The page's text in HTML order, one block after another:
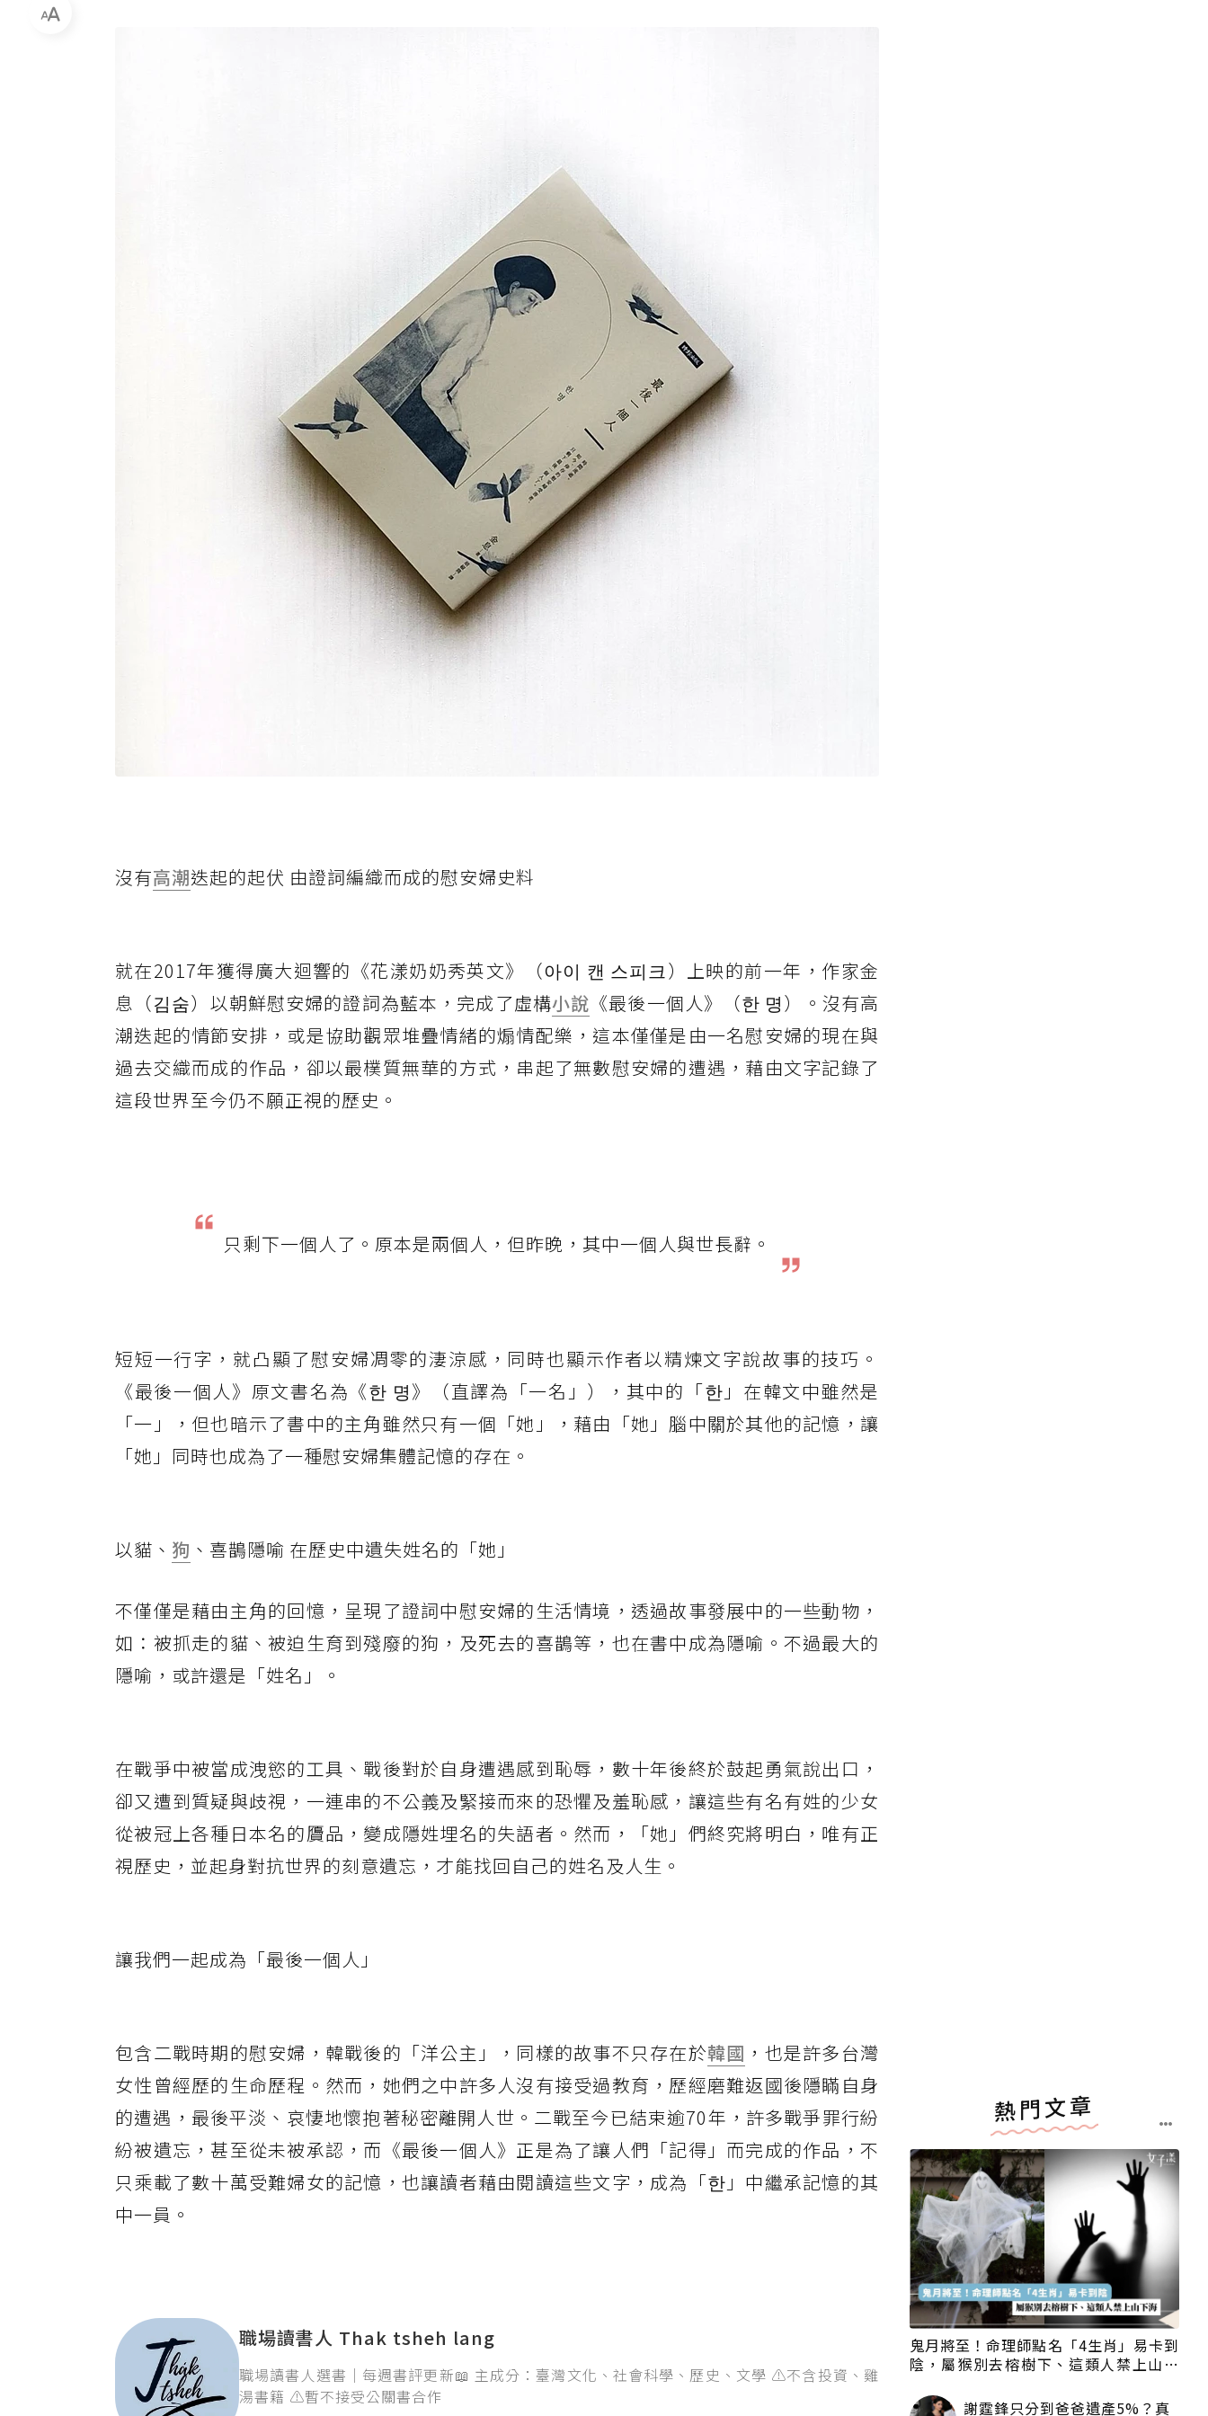
沒有高潮迭起的起伏 由證詞編織而成的慰安婦史料
就在2017年獲得廣大迴響的《花漾奶奶秀英文》（아이 캔 스피크）上映的前一年，作家金
息（김숨）以朝鮮慰安婦的證詞為藍本，完成了虛構小說 《最後一個人》（한 명）。沒有高
潮迭起的情節安排，或是協助觀眾堆疊情緒的煽情配樂，這本僅僅是由一名慰安婦的現在與
過去交織而成的作品，卻以最樸質無華的方式，串起了無數慰安婦的遭遇，藉由文字記錄了
這段世界至今仍不願正視的歷史。
只剩下一個人了。原本是兩個人，但昨晚，其中一個人與世長辭。
短短一行字，就凸顯了慰安婦凋零的淒涼感，同時也顯示作者以精煉文字說故事的技巧。
《最後一個人》原文書名為《한 명》（直譯為「一名」），其中的「한」在韓文中雖然是
「一」，但也暗示了書中的主角雖然只有一個「她」，藉由「她」腦中關於其他的記憶，讓
「她」同時也成為了一種慰安婦集體記憶的存在。
以貓、 狗 、喜鵲隱喻 在歷史中遺失姓名的「她」
不僅僅是藉由主角的回憶，呈現了證詞中慰安婦的生活情境，透過故事發展中的一些動物，
如：被抓走的貓、被迫生育到殘廢的狗，及死去的喜鵲等，也在書中成為隱喻。不過最大的
隱喻，或許還是「姓名」。
在戰爭中被當成洩慾的工具、戰後對於自身遭遇感到恥辱，數十年後終於鼓起勇氣說出口，
卻又遭到質疑與歧視，一連串的不公義及緊接而來的恐懼及羞恥感，讓這些有名有姓的少女
從被冠上各種日本名的贗品，變成隱姓埋名的失語者。然而，「她」們終究將明白，唯有正
視歷史，並起身對抗世界的刻意遺忘，才能找回自己的姓名及人生。
讓我們一起成為「最後一個人」
包含二戰時期的慰安婦，韓戰後的「洋公主」，同樣的故事不只存在於韓國 ，也是許多台灣
女性曾經歷的生命歷程。然而，她們之中許多人沒有接受過教育，歷經磨難返國後隱瞞自身
的遭遇，最後平淡、哀悽地懷抱著秘密離開人世。二戰至今已結束逾70年，許多戰爭罪行紛
紛被遺忘，甚至從未被承認，而《最後一個人》正是為了讓人們「記得」而完成的作品，不
只乘載了數十萬受難婦女的記憶，也讓讀者藉由閱讀這些文字，成為「한」中繼承記憶的其
中一員。
職場讀書人 Thak tsheh lang
職場讀書人選書｜每週書評更新📖 主成分：臺灣文化、社會科學、歷史、文學 ⚠️不含投資、雞
湯書籍 ⚠️暫不接受公關書合作
熱門文章
鬼月將至！命理師點名「4生肖」易卡到
陰，屬猴別去榕樹下、這類人禁上山下
謝霆鋒只分到爸爸遺產5%？真